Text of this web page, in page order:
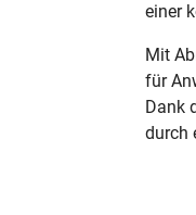
einer
Mit
für
Dank
durch